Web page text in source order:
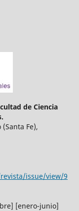
de Ciencia
(Santa Fe),
issue/view/9
[enero-junio]